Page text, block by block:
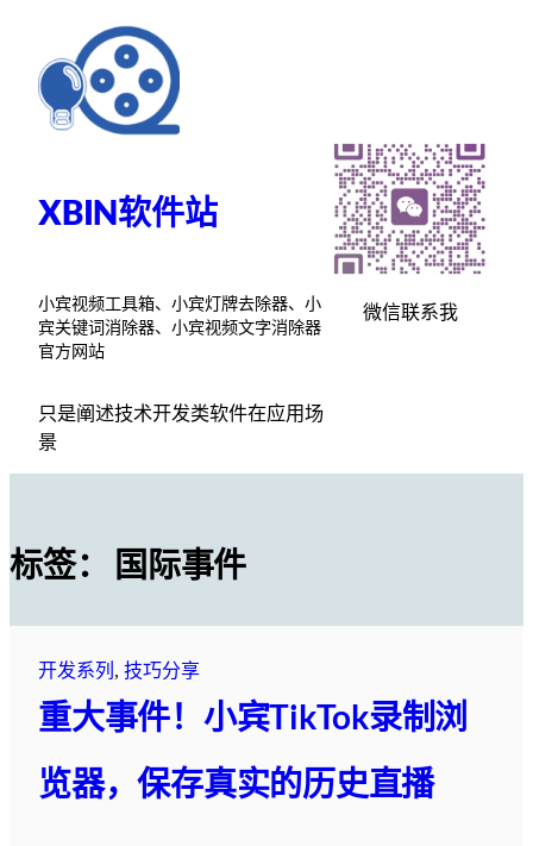
XBIN软件站
小宾视频工具箱、小宾灯牌去除器、小
宾关键词消除器、小宾视频文字消除器
官方网站
只是阐述技术开发类软件在应用场
景
微信联系我
标签： 国际事件
开发系列 , 技巧分享
重大事件！小宾TikTok录制浏
览器，保存真实的历史直播